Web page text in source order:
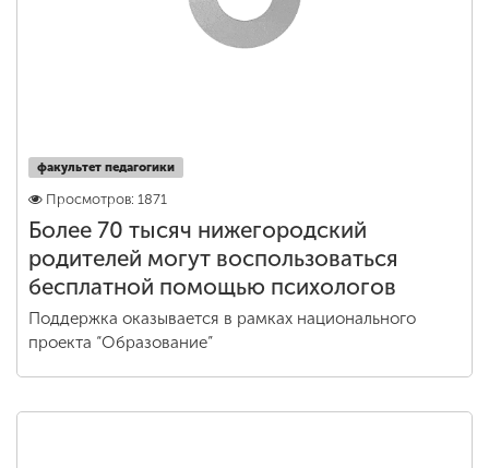
факультет педагогики
Просмотров: 1871
Более 70 тысяч нижегородский
родителей могут воспользоваться
бесплатной помощью психологов
Поддержка оказывается в рамках национального
проекта “Образование”